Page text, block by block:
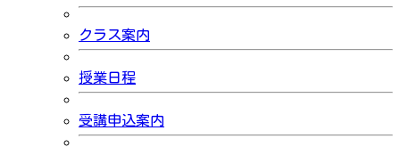
クラス案内
授業日程
受講申込案内